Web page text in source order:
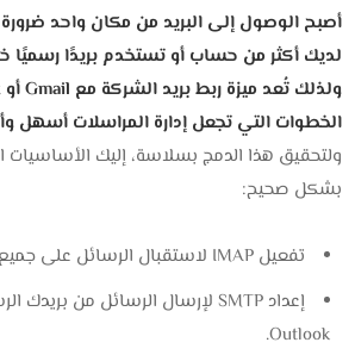
أصبح الوصول إلى البريد من مكان واحد
لديك أكثر من حساب أو تستخدم بريدًا رسميًا
الخطوات التي تجعل إدارة المراسلات أسهل
ولتحقيق هذا الدمج بسلاسة، إليك
بشكل صحيح:
تفعيل IMAP لاستقبال الرسائل على جميع الأجهزة.
Outlook.